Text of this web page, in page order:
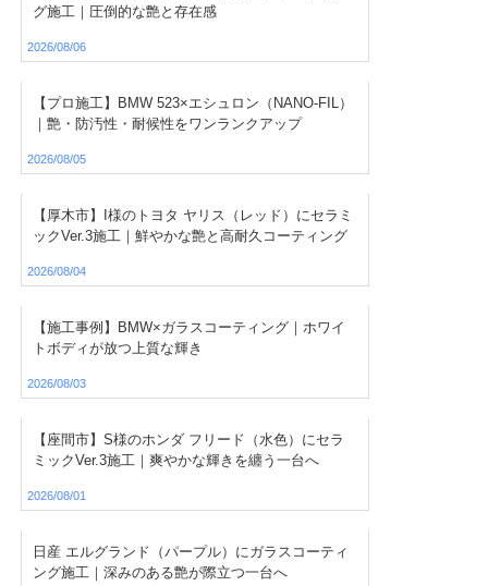
グ施工｜圧倒的な艶と存在感
2026/08/06
【プロ施工】BMW 523×エシュロン（NANO-FIL）
｜艶・防汚性・耐候性をワンランクアップ
2026/08/05
【厚木市】I様のトヨタ ヤリス（レッド）にセラミ
ックVer.3施工｜鮮やかな艶と高耐久コーティング
2026/08/04
【施工事例】BMW×ガラスコーティング｜ホワイ
トボディが放つ上質な輝き
2026/08/03
【座間市】S様のホンダ フリード（水色）にセラ
ミックVer.3施工｜爽やかな輝きを纏う一台へ
2026/08/01
日産 エルグランド（パープル）にガラスコーティ
ング施工｜深みのある艶が際立つ一台へ